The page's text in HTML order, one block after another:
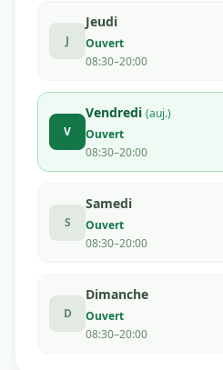
J
Jeudi
Ouvert
08:30–20:00
V
Vendredi (auj.)
Ouvert
08:30–20:00
S
Samedi
Ouvert
08:30–20:00
D
Dimanche
Ouvert
08:30–20:00